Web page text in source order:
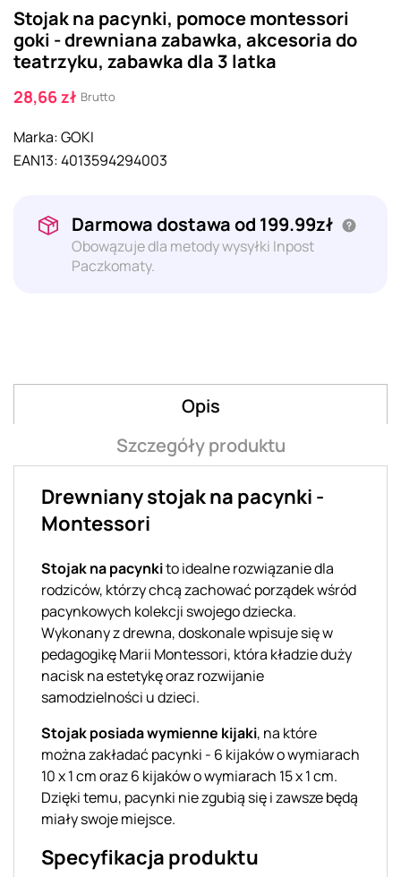
Stojak na pacynki, pomoce montessori
goki - drewniana zabawka, akcesoria do
teatrzyku, zabawka dla 3 latka
28,66 zł Brutto
Marka:GOKI
EAN13:4013594294003
Darmowa dostawa od 199.99zł
Obowązuje dla metody wysyłki Inpost
Paczkomaty.
Opis
Szczegóły produktu
Drewniany stojak na pacynki -
Montessori
Stojak na pacynkito idealne rozwiązanie dla
rodziców, którzy chcą zachować porządek wśród
pacynkowych kolekcji swojego dziecka.
Wykonany z drewna, doskonale wpisuje się w
pedagogikę Marii Montessori, która kładzie duży
nacisk na estetykę oraz rozwijanie
samodzielności u dzieci.
Stojak posiada wymienne kijaki, na które
można zakładać pacynki - 6 kijaków o wymiarach
10 x 1 cm oraz 6 kijaków o wymiarach 15 x 1 cm.
Dzięki temu, pacynki nie zgubią się i zawsze będą
miały swoje miejsce.
Specyfikacja produktu